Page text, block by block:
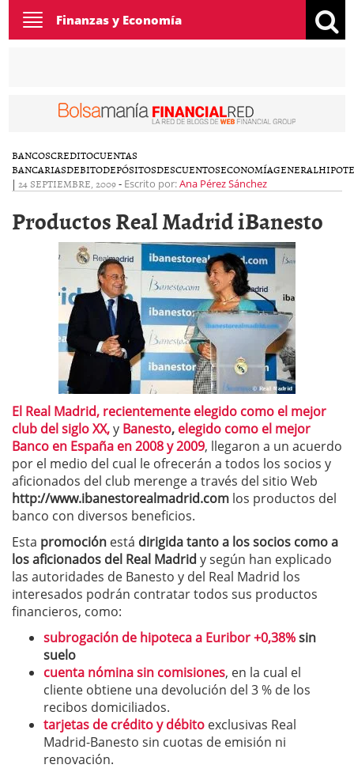
Toggle
navigation
Finanzas y Economía
BANCOSCREDITOCUENTAS
BANCARIASDEBITODEPÓSITOSDESCUENTOSECONOMÍAGENERAL
| 24 SEPTIEMBRE, 2009- Escrito por:Ana Pérez Sánchez
Productos Real Madrid iBanesto
El Real Madrid, recientemente elegido como el mejor
club del siglo XX,y Banesto, elegido como el mejor
Banco en España en 2008 y 2009, llegaron a un acuerdo
por el medio del cual le ofrecerán a todos los socios y
aficionados del club merenge a través del sitio Web
http://www.ibanestorealmadrid.com los productos del
banco con diversos beneficios.
Esta promoción está dirigida tanto a los socios como a
los aficionados del Real Madrid y según han explicado
las autoridades de Banesto y del Real Madrid los
interesados podrán contratar todos sus productos
financieros, como:
subrogación de hipoteca a Euribor +0,38%sin
suelo
cuenta nómina sin comisiones, en la cual el
cliente obtiene una devolución del 3 % de los
recibos domiciliados.
tarjetas de crédito y débito exclusivas Real
Madrid-Banesto sin cuotas de emisión ni
renovación.